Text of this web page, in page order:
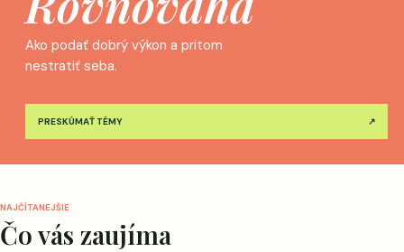
Ako podať dobrý výkon a pritom
nestratiť seba.
PRESKÚMAŤ TÉMY ↗
NAJČÍTANEJŠIE
Čo vás zaujíma